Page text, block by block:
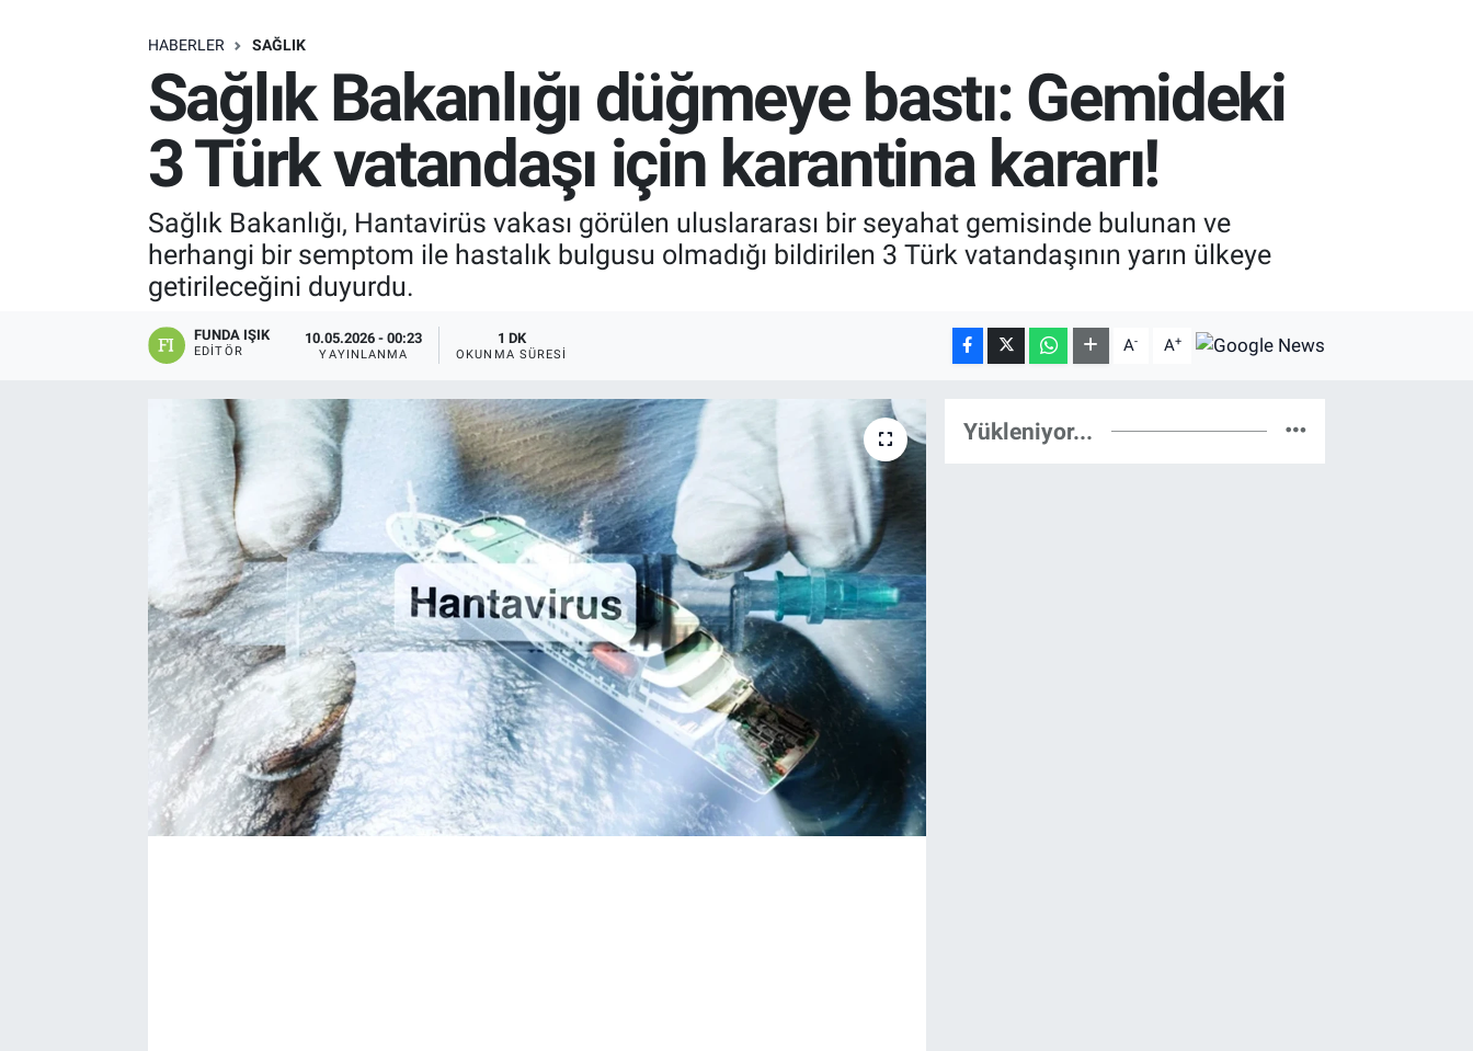
HABERLER SAĞLIK
Sağlık Bakanlığı düğmeye bastı: Gemideki
3 Türk vatandaşı için karantina kararı!
Sağlık Bakanlığı, Hantavirüs vakası görülen uluslararası bir seyahat gemisinde bulunan ve
herhangi bir semptom ile hastalık bulgusu olmadığı bildirilen 3 Türk vatandaşının yarın ülkeye
getirileceğini duyurdu.
FUNDA IŞIK
EDITÖR
10.05.2026 - 00:23
YAYINLANMA
1 DK
OKUNMA SÜRESI A- A+
Yükleniyor...
ÖZEL HABER
İletişim/Künye
Gözden Kaçmasın
İletişim (Künye)